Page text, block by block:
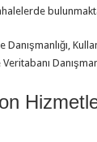
Danışmanlığı,